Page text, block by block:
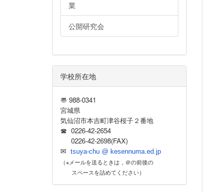
業
公開研究会
学校所在地
〠 988-0341
宮城県
気仙沼市本吉町津谷桜子２番地
☎ 0226-42-2654
0226-42-2698(FAX)
✉ tsuya-chu @ kesennuma.ed.jp
（※メールを送るときは，＠の前後の
スペースを詰めてください）